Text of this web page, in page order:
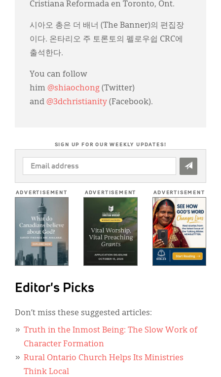
Cristiana Reformada en Toronto, Ont.
시아오 총은 더 배너 (The Banner)의 편집장
이다. 온타리오 주 토론토의 펠로우쉽 CRC에
출석한다.
You can follow
him @shiaochong (Twitter)
and @3dchristianity (Facebook).
SIGN UP FOR OUR WEEKLY UPDATES!
EMAIL
ADDRESS
ADVERTISEMENT ADVERTISEMENT ADVERTISEMENT
Editor's Picks
Don’t miss these suggested articles:
Truth in the Inmost Being: The Slow Work of
Character Formation
Rural Ontario Church Helps Its Ministries
Think Local